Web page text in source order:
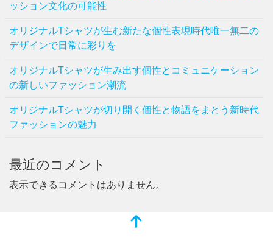
ッション文化の可能性
オリジナルTシャツが生む新たな個性表現時代唯一無二の
デザインで日常に彩りを
オリジナルTシャツが生み出す個性とコミュニケーション
の新しいファッション潮流
オリジナルTシャツが切り開く個性と物語をまとう新時代
ファッションの魅力
最近のコメント
表示できるコメントはありません。